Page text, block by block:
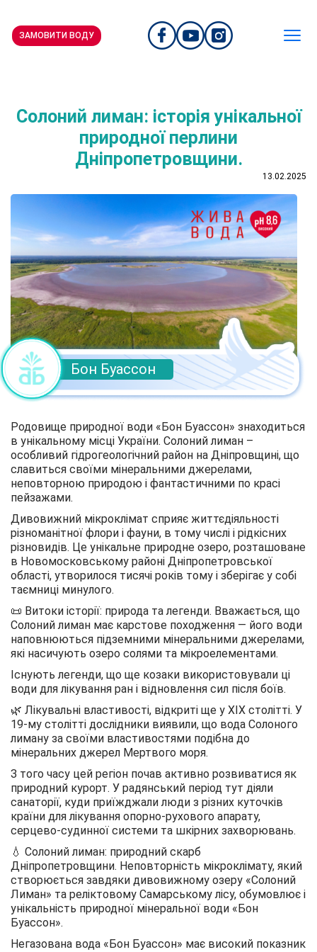
ЗАМОВИТИ ВОДУ
Солоний лиман: історія унікальної
природної перлини
Дніпропетровщини.
13.02.2025
Бон Буассон
Родовище природної води «Бон Буассон» знаходиться
в унікальному місці України. Солоний лиман –
особливий гідрогеологічний район на Дніпровщині, що
славиться своїми мінеральними джерелами,
неповторною природою і фантастичними по красі
пейзажами.
Дивовижний мікроклімат сприяє життєдіяльності
різноманітної флори і фауни, в тому числі і рідкісних
різновидів. Це унікальне природне озеро, розташоване
в Новомосковському районі Дніпропетровської
області, утворилося тисячі років тому і зберігає у собі
таємниці минулого.
📜 Витоки історії: природа та легенди. Вважається, що
Солоний лиман має карстове походження — його води
наповнюються підземними мінеральними джерелами,
які насичують озеро солями та мікроелементами.
Існують легенди, що ще козаки використовували ці
води для лікування ран і відновлення сил після боїв.
🌿 Лікувальні властивості, відкриті ще у XIX столітті. У
19-му столітті дослідники виявили, що вода Солоного
лиману за своїми властивостями подібна до
мінеральних джерел Мертвого моря.
З того часу цей регіон почав активно розвиватися як
природний курорт. У радянський період тут діяли
санаторії, куди приїжджали люди з різних куточків
країни для лікування опорно-рухового апарату,
серцево-судинної системи та шкірних захворювань.
💧 Солоний лиман: природний скарб
Дніпропетровщини. Неповторність мікроклімату, який
створюється завдяки дивовижному озеру «Солоний
Лиман» та реліктовому Самарському лісу, обумовлює і
унікальність природної мінеральної води «Бон
Буассон».
Негазована вода «Бон Буассон» має високий показник